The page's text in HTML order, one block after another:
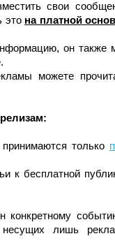
свои
это на платной
он также
можете
только
к бесплатной
конкретному
несущих лишь